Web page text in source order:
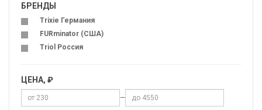
БРЕНДЫ
Trixie Германия
FURminator (США)
Triol Россия
ЦЕНА, ₽
—